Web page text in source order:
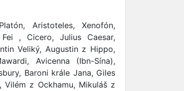
Aristoteles, Xenofón,
, Cicero, Julius Caesar,
Veliký, Augustin z Hippo,
Avicenna (Ibn-Sína),
Baroni krále Jana, Giles
Vilém z Ockhamu, Mikuláš z